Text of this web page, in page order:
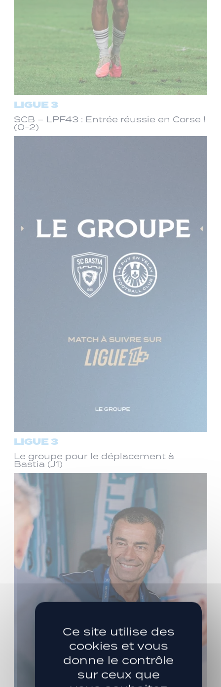
LIGUE 3
SCB – LPF43 : Entrée réussie en Corse !
(0-2)
LIGUE 3
Le groupe pour le déplacement à
Bastia (J1)
Ce site utilise des
cookies et vous
donne le contrôle
sur ceux que